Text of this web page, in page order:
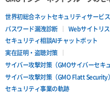
世界初総合ネットセキュリティサービ
パスワード漏洩診断
Webサイトリ
セキュリティ相談AIチャットボット
実在証明・盗聴対策
サイバー攻撃対策（GMOサイバーセキ
サイバー攻撃対策（GMO Flatt Security）
セキュリティ事業の軌跡